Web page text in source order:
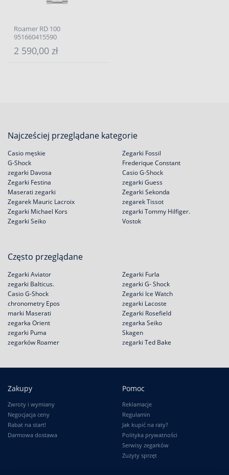
Roamer RD 100
951660415590
2 590,00 zł
Najcześciej przeglądane kategorie
Casio męskie
G-Shock
zegarki Davosa
Zegarki Festina
Zegarki Fossil
Frederique Constant
Casio G-Shock
zegarki Guess
Maserati zegarki
Zegarek Mauric Lacroix
Zegarki Michael Kors
Zegarki Seiko
Zegarki Sekonda
zegarek Tissot
zegarki Tommy Hilfiger.
Vostok
Często przeglądane
Zegarki Aviator
zegarki Balticus.
Casio G-Shock
chronometry Epos
Zegarki Furla
zegarki G- Shock
Zegarki Ice Watch
zegarki Lacoste
marki Maserati
zegarka Orient
zegarki Puma
zegarków Roamer
Zegarki Rosefield
zegarka Seiko
Skagen
zegarki Ted Bake
Zakupy
Zwroty i wymiany
Negocjacja ceny
Rabat na start!
Darmowa dostawa
Pomoc
Reklamacje
Regulamin
Jak kupić na raty?
Polityka prywatności
Serwisy zegarków
Zużyty sprzęt